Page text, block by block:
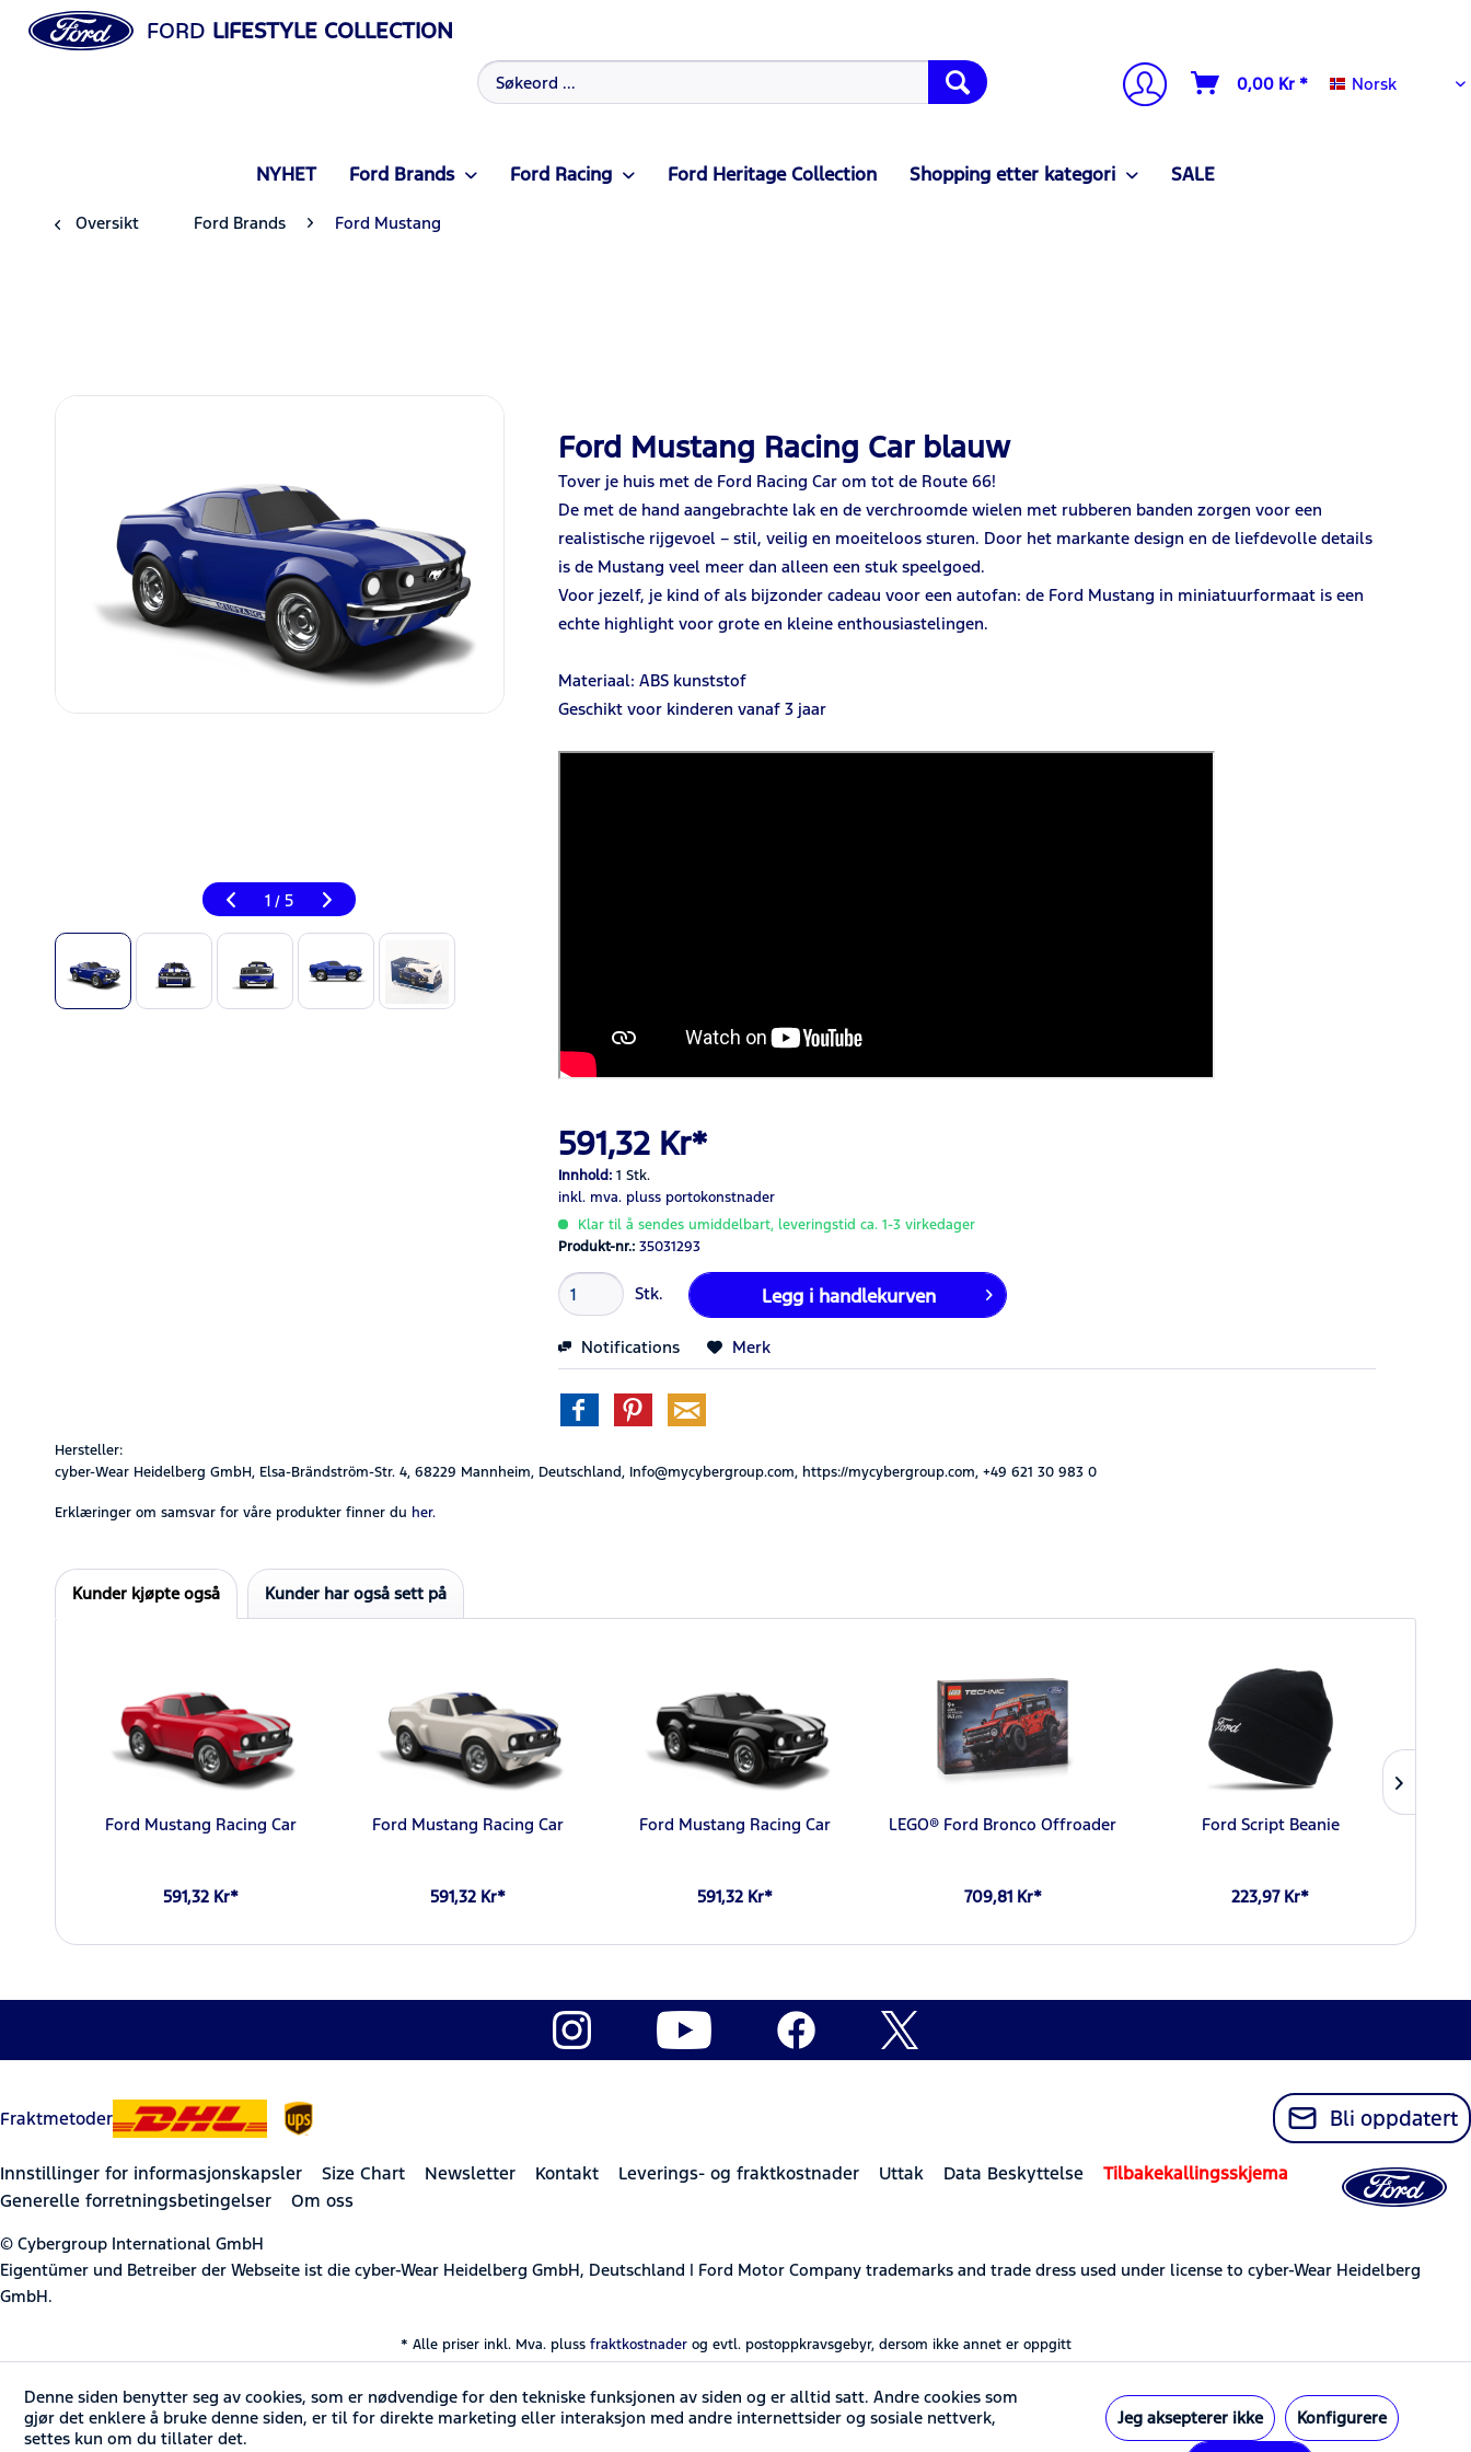
FORD LIFESTYLE COLLECTION
0,00 Kr * Norsk
Norsk
NYHET Ford Brands Ford Racing Ford Heritage Collection Shopping etter kategori SALE
Oversikt Ford Brands Ford Mustang
1 / 5
Ford Mustang Racing Car blauw
Tover je huis met de Ford Racing Car om tot de Route 66!
De met de hand aangebrachte lak en de verchroomde wielen met rubberen banden zorgen voor een
realistische rijgevoel – stil, veilig en moeiteloos sturen. Door het markante design en de liefdevolle details
is de Mustang veel meer dan alleen een stuk speelgoed.
Voor jezelf, je kind of als bijzonder cadeau voor een autofan: de Ford Mustang in miniatuurformaat is een
echte highlight voor grote en kleine enthousiastelingen.
Materiaal: ABS kunststof
Geschikt voor kinderen vanaf 3 jaar
591,32 Kr*
Innhold:1 Stk.
inkl. mva. pluss portokonstnader
Klar til å sendes umiddelbart, leveringstid ca. 1-3 virkedager
Produkt-nr.:35031293
Stk. Legg i handlekurven
Notifications Merk
Hersteller:
cyber-Wear Heidelberg GmbH, Elsa-Brändström-Str. 4, 68229 Mannheim, Deutschland, Info@mycybergroup.com, https://mycybergroup.com, +49 621 30 983 0
Erklæringer om samsvar for våre produkter finner du her.
Kunder kjøpte også Kunder har også sett på
Ford Mustang Racing Car
591,32 Kr*
Ford Mustang Racing Car
591,32 Kr*
Ford Mustang Racing Car
591,32 Kr*
LEGO® Ford Bronco Offroader
709,81 Kr*
Ford Script Beanie
223,97 Kr*
Fraktmetoder Bli oppdatert
Innstillinger for informasjonskapsler Size Chart Newsletter Kontakt Leverings- og fraktkostnader Uttak Data Beskyttelse
Tilbakekallingsskjema
Generelle forretningsbetingelser
Om oss
© Cybergroup International GmbH
Eigentümer und Betreiber der Webseite ist die cyber-Wear Heidelberg GmbH, Deutschland | Ford Motor Company trademarks and trade dress used under license to cyber-Wear Heidelberg
GmbH.
* Alle priser inkl. Mva. pluss fraktkostnaderog evtl. postoppkravsgebyr, dersom ikke annet er oppgitt
Denne siden benytter seg av cookies, som er nødvendige for den tekniske funksjonen av siden og er alltid satt. Andre cookies som
gjør det enklere å bruke denne siden, er til for direkte marketing eller interaksjon med andre internettsider og sosiale nettverk,
settes kun om du tillater det.
Jeg aksepterer ikke Konfigurere